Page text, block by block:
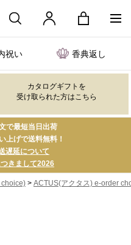
祝い 香典返し
カタログギフトを
受け取られた方はこちら
で最短当日出荷
上げで送料無料！
遅延について
きまして2026
choice)> ACTUS(アクタス) e-order